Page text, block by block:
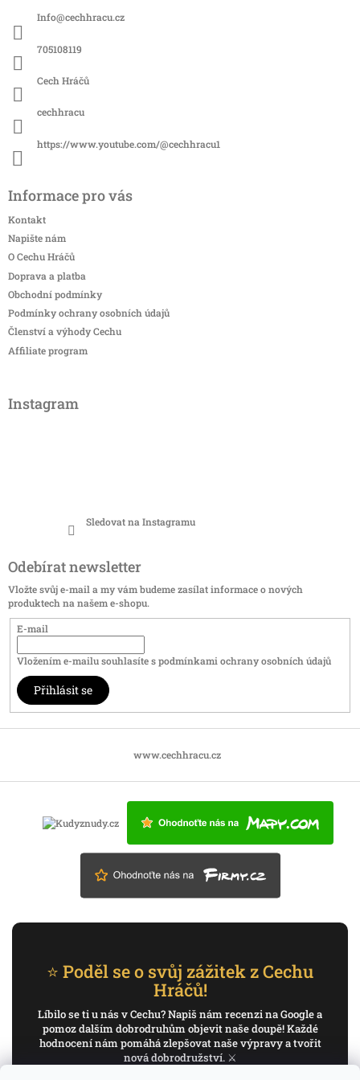
Info@cechhracu.cz
705108119
Cech Hráčů
cechhracu
https://www.youtube.com/@cechhracu1
Informace pro vás
Kontakt
Napište nám
O Cechu Hráčů
Doprava a platba
Obchodní podmínky
Podmínky ochrany osobních údajů
Členství a výhody Cechu
Affiliate program
Instagram
Sledovat na Instagramu
Odebírat newsletter
Vložte svůj e-mail a my vám budeme zasílat informace o nových
produktech na našem e-shopu.
E-mail
Vložením e-mailu souhlasíte spodmínkami ochrany osobních údajů
Přihlásit se
www.cechhracu.cz
⭐ Poděl se o svůj zážitek z Cechu
Hráčů!
Líbilo se ti u nás v Cechu? Napiš nám recenzi na Google a
pomoz dalším dobrodruhům objevit naše doupě! Každé
hodnocení nám pomáhá zlepšovat naše výpravy a tvořit
nová dobrodružství. ⚔️